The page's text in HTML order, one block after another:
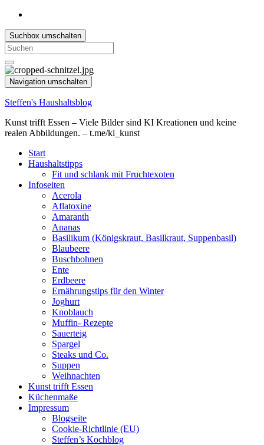
Suchbox umschalten
Search
for:
Navigation umschalten
Steffen's Haushaltsblog
Kunst trifft Essen – Viele Bilder sind KI Kreationen und keine
realen Abbildungen. – t.me/ki_kunst
Start
Haushaltstipps
Fit und schlank mit Fruchtexoten
Infoseiten
Acerola
Aflatoxine
Amaranth
Ananas
Basilikum (Königskraut, Basilkraut, Suppenbasil)
Blaubeere
Buschbohnen
Ente
Erdbeere
Ernährungstips für den Winter
Joghurt
Knoblauch
Muffin- Rezepte
Sauerteig
Spargel
Steaks und Co.
Suppen
Weihnachten
Kunst trifft Essen
Küchenmaße
Impressum
Blogseite
Cookie-Richtlinie (EU)
Steffen’s Kochblog